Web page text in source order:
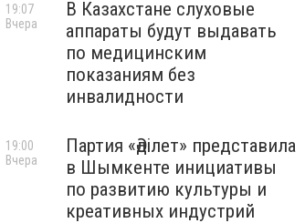
В Казахстане слуховые
аппараты будут выдавать
по медицинским
показаниям без
инвалидности
19:07
Вчера
Партия «Әділет» представила
в Шымкенте инициативы
по развитию культуры и
креативных индустрий
19:00
Вчера